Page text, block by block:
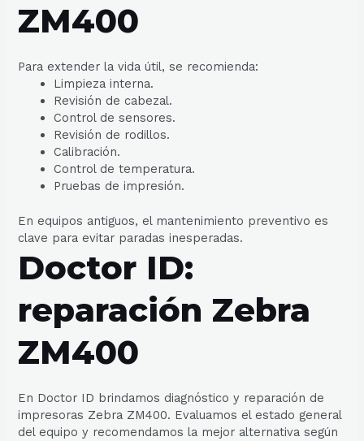
ZM400
Para extender la vida útil, se recomienda:
Limpieza interna.
Revisión de cabezal.
Control de sensores.
Revisión de rodillos.
Calibración.
Control de temperatura.
Pruebas de impresión.
En equipos antiguos, el mantenimiento preventivo es
clave para evitar paradas inesperadas.
Doctor ID:
reparación Zebra
ZM400
En Doctor ID brindamos diagnóstico y reparación de
impresoras Zebra ZM400. Evaluamos el estado general
del equipo y recomendamos la mejor alternativa según